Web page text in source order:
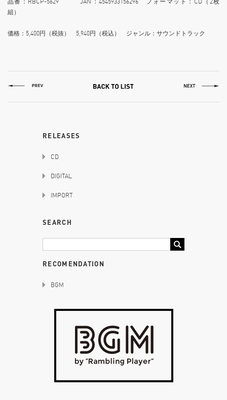
組）
価格：5,400円（税抜） 5,940円（税込） ジャンル：サウンドトラック
RELEASES
CD
DIGITAL
IMPORT
SEARCH
RECOMENDATION
BGM